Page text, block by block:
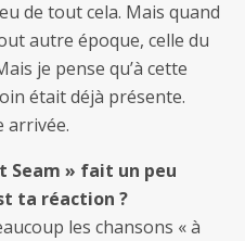
de tout cela. Mais quand
autre époque, celle du
je pense qu’à cette
était déjà présente.
arrivée.
Seam » fait un peu
ta réaction ?
les chansons « à